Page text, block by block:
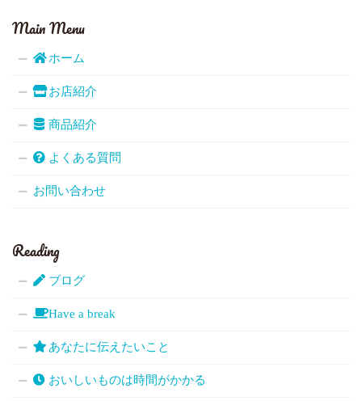
Main Menu
ホーム
お店紹介
商品紹介
よくある質問
お問い合わせ
Reading
ブログ
Have a break
あなたに伝えたいこと
おいしいものは時間がかかる